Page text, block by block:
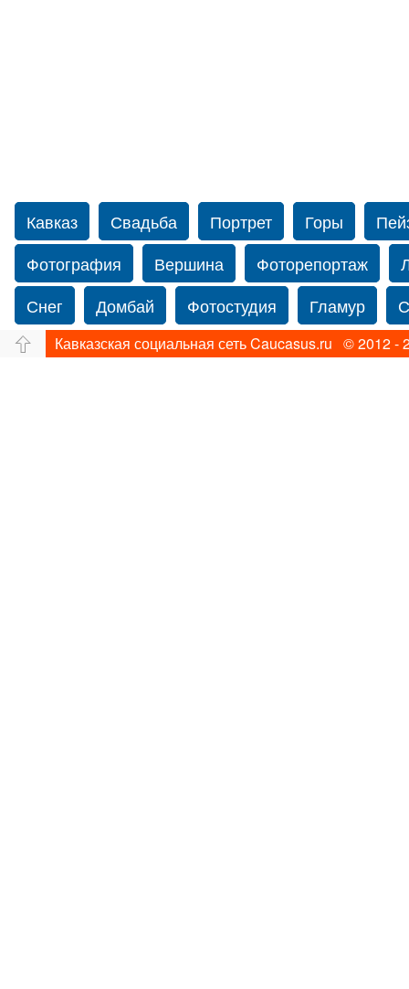
Кавказ Свадьба Портрет Горы
Фотография
Вершина Фоторепортаж
Снег
Домбай Фотостудия Гламур
Путешествие
Перевал Свадьба фото
Кавказская социальная сеть Caucasus.ru © 2012 -